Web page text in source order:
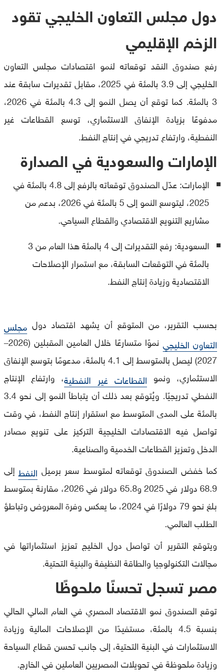
دول مجلس التعاون الخليجي تقود
الزخم الإقليمي
رفع صندوق النقد توقعاته لنمو اقتصادات مجلس التعاون
الخليجي إلى 3.9 بالمئة في 2025، مقابل تقديرات سابقة عند
3 بالمئة. كما توقع أن يصل النمو إلى 4.3 بالمئة في 2026،
مدفوعًا بزيادة الإنفاق الاستثماري، توسع القطاعات غير
النفطية، وارتفاع تدريجي في إنتاج النفط.
الإمارات والسعودية في الصدارة
الإمارات: عدّل الصندوق توقعاته بالرفع إلى 4.8 بالمئة في
2025، ليتوسع النمو إلى 5 بالمئة في 2026، بدعم من
مشاريع التنويع الاقتصادي والقطاع السياحي.
السعودية: رفع التقديرات إلى 4 بالمئة هذا العام من 3
بالمئة في التوقعات السابقة، مع استمرار الإصلاحات
الاقتصادية وزيادة إنتاج النفط.
بحسب التقرير، من المتوقع أن يشهد اقتصاد دول مجلس
التعاون الخليجي
نموًا متسارعًا خلال العامين المقبلين (2026–
2027) ليصل بالمتوسط إلى 4.1 بالمئة، مدعومًا بتوسع الإنفاق
الاستثماري، ونمو القطاعات غير النفطية، وارتفاع الإنتاج
النفطي تدريجيًا. ويُتوقع بعد ذلك أن يتباطأ النمو إلى نحو 3.4
بالمئة على المدى المتوسط مع استقرار إنتاج النفط، في وقت
تواصل فيه الاقتصادات الخليجية التركيز على تنويع مصادر
الدخل وتعزيز القطاعات الخدمية والصناعية.
كما خفض الصندوق توقعاته لمتوسط سعر برميل النفط إلى
68.9 دولار في 2025 و65.8 دولار في 2026، مقارنة بمتوسط
بلغ نحو 79 دولارًا في 2024، ما يعكس وفرة المعروض وتباطؤ
الطلب العالمي.
ويتوقع التقرير أن تواصل دول الخليج تعزيز استثماراتها في
مجالات التكنولوجيا والطاقة النظيفة والبنية التحتية.
مصر تسجل تحسنًا ملحوظًا
توقع الصندوق نمو الاقتصاد المصري في العام المالي الحالي
بنسبة 4.5 بالمئة، مستفيدًا من الإصلاحات المالية وزيادة
الاستثمارات في البنية التحتية، إلى جانب تحسن قطاع السياحة
وزيادة ملحوظة في تحويلات المصريين العاملين في الخارج.